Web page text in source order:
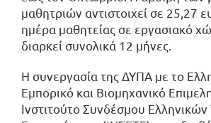
μαθητριών αντιστοιχεί σε 25,27
ημέρα μαθητείας σε εργασιακό
διαρκεί συνολικά 12 μήνες.
Η συνεργασία της ΔΥΠΑ με το
Εμπορικό και Βιομηχανικό
Ινστιτούτο Συνδέσμου Ελληνικών